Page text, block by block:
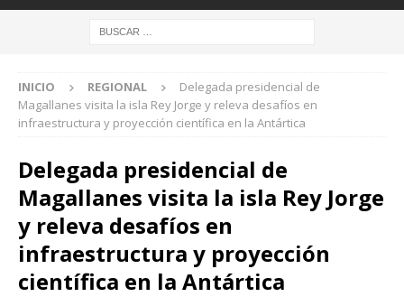
INICIO REGIONAL
Delegada presidencial de
Magallanes visita la isla Rey Jorge y releva desafíos en
infraestructura y proyección científica en la Antártica
Delegada presidencial de
Magallanes visita la isla Rey Jorge
y releva desafíos en
infraestructura y proyección
científica en la Antártica